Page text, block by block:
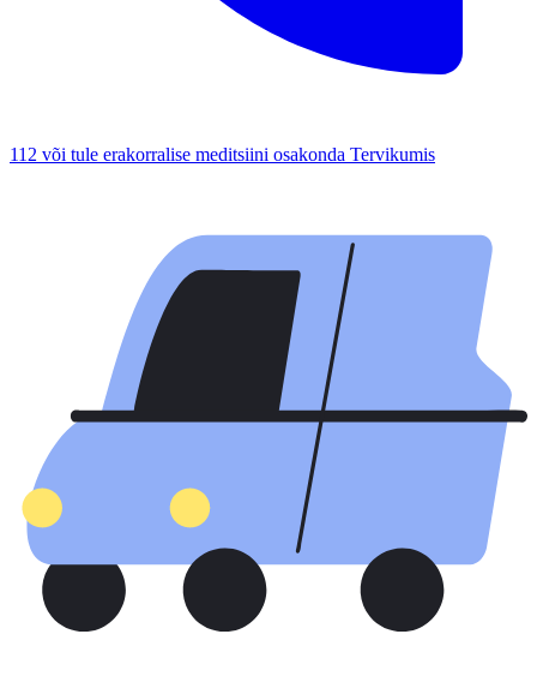
112 või tule erakorralise meditsiini osakonda Tervikumis